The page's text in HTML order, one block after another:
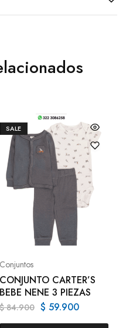
SALE
Conjuntos
CONJUNTO CARTER’S
BEBE NENE 3 PIEZAS
84.900 $ 59.900